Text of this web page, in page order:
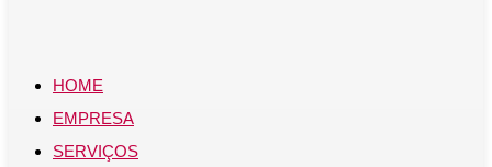
HOME
EMPRESA
SERVIÇOS